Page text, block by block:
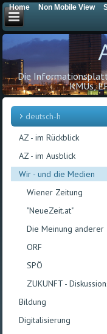
Die
KMUs,
deutsch-h
AZ - im Rückblick
AZ - im Ausblick
Wir - und die Medien
Wiener Zeitung
"NeueZeit.at"
Die Meinung anderer
ORF
SPÖ
ZUKUNFT -
Bildung
Di­gi­ta­li­sie­rung
Home Non Mobile View